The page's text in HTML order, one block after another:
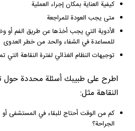
كيفية العناية بمكان إجراء العملية
متى يجب العودة للمراجعة
الأدوية التي يجب أخذها عن طريق الفم أو
للمساعدة في الشفاء والحد من خطر العدوى
توجيهات النظام الغذائي لفترة النقاهة التي
اطرح على طبيبك أسئلة محددة حول
النقاهة مثل:
كم من الوقت أحتاج للبقاء في المستشفى أو
الجراحة؟